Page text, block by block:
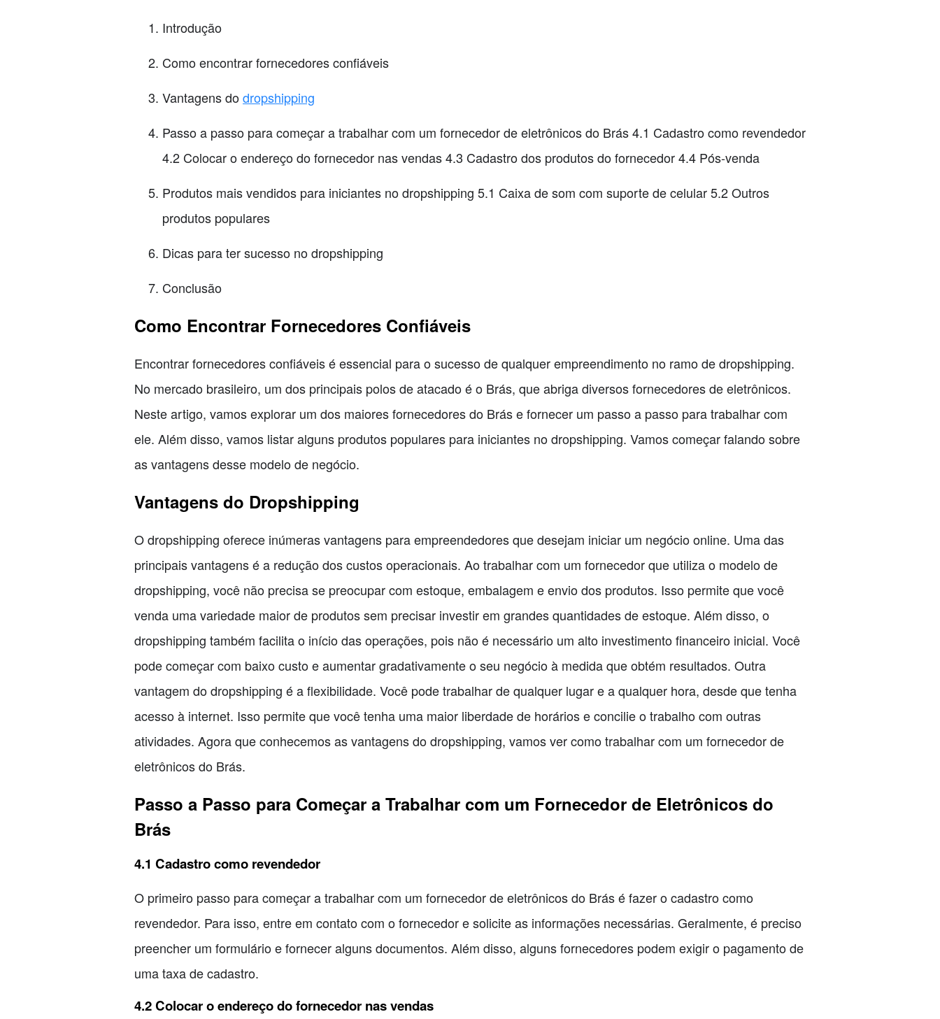
Introdução
Como encontrar fornecedores confiáveis
Vantagens dodropshipping
Passo a passo para começar a trabalhar com um fornecedor de eletrônicos do Brás 4.1 Cadastro como revendedor
4.2 Colocar o endereço do fornecedor nas vendas 4.3 Cadastro dos produtos do fornecedor 4.4 Pós-venda
Produtos mais vendidos para iniciantes no dropshipping 5.1 Caixa de som com suporte de celular 5.2 Outros
produtos populares
Dicas para ter sucesso no dropshipping
Conclusão
Como Encontrar Fornecedores Confiáveis
Encontrar fornecedores confiáveis é essencial para o sucesso de qualquer empreendimento no ramo de dropshipping.
No mercado brasileiro, um dos principais polos de atacado é o Brás, que abriga diversos fornecedores de eletrônicos.
Neste artigo, vamos explorar um dos maiores fornecedores do Brás e fornecer um passo a passo para trabalhar com
ele. Além disso, vamos listar alguns produtos populares para iniciantes no dropshipping. Vamos começar falando sobre
as vantagens desse modelo de negócio.
Vantagens do Dropshipping
O dropshipping oferece inúmeras vantagens para empreendedores que desejam iniciar um negócio online. Uma das
principais vantagens é a redução dos custos operacionais. Ao trabalhar com um fornecedor que utiliza o modelo de
dropshipping, você não precisa se preocupar com estoque, embalagem e envio dos produtos. Isso permite que você
venda uma variedade maior de produtos sem precisar investir em grandes quantidades de estoque. Além disso, o
dropshipping também facilita o início das operações, pois não é necessário um alto investimento financeiro inicial. Você
pode começar com baixo custo e aumentar gradativamente o seu negócio à medida que obtém resultados. Outra
vantagem do dropshipping é a flexibilidade. Você pode trabalhar de qualquer lugar e a qualquer hora, desde que tenha
acesso à internet. Isso permite que você tenha uma maior liberdade de horários e concilie o trabalho com outras
atividades. Agora que conhecemos as vantagens do dropshipping, vamos ver como trabalhar com um fornecedor de
eletrônicos do Brás.
Passo a Passo para Começar a Trabalhar com um Fornecedor de Eletrônicos do
Brás
4.1 Cadastro como revendedor
O primeiro passo para começar a trabalhar com um fornecedor de eletrônicos do Brás é fazer o cadastro como
revendedor. Para isso, entre em contato com o fornecedor e solicite as informações necessárias. Geralmente, é preciso
preencher um formulário e fornecer alguns documentos. Além disso, alguns fornecedores podem exigir o pagamento de
uma taxa de cadastro.
4.2 Colocar o endereço do fornecedor nas vendas